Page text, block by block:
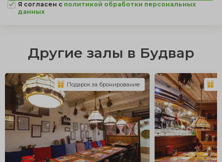
Я согласен с политикой обработки персональных
данных
Другие залы в Будвар
Подарок за бронирование